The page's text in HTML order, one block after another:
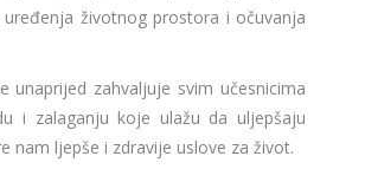
životnog prostora i očuvanja
unaprijed zahvaljuje svim učesnicima
i zalaganju koje ulažu da uljepšaju
nam ljepše i zdravije uslove za život.